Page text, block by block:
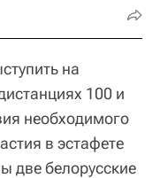
на
100 и
необходимого
в эстафете
две белорусские